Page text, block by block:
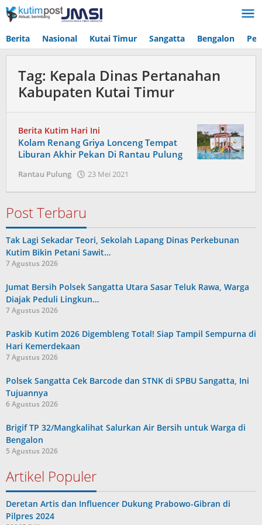
Lewati
ke
Berita Nasional Kutai Timur Sangatta Bengalon
Tag: Kepala Dinas Pertanahan
Kabupaten Kutai Timur
Berita Kutim Hari Ini
Kolam Renang Griya Lonceng Tempat
Liburan Akhir Pekan Di Rantau Pulung
Rantau Pulung 23 Mei 2021
Post Terbaru
Tak Lagi Sekadar Teori, Sekolah Lapang Dinas Perkebunan
Kutim Bikin Petani Sawit…
7 Agustus 2026
Jumat Bersih Polsek Sangatta Utara Sasar Teluk Rawa, Warga
Diajak Peduli Lingkun…
7 Agustus 2026
Paskib Kutim 2026 Digembleng Total! Siap Tampil Sempurna di
Hari Kemerdekaan
7 Agustus 2026
Polsek Sangatta Cek Barcode dan STNK di SPBU Sangatta, Ini
Tujuannya
6 Agustus 2026
Brigif TP 32/Mangkalihat Salurkan Air Bersih untuk Warga di
Bengalon
5 Agustus 2026
Artikel Populer
Deretan Artis dan Influencer Dukung Prabowo-Gibran di
Pilpres 2024